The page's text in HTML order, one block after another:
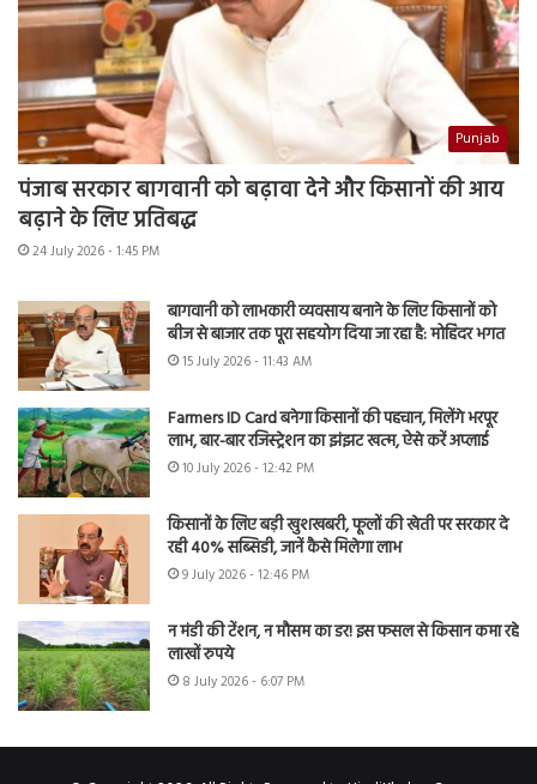
Punjab
पंजाब सरकार बागवानी को बढ़ावा देने और किसानों की आय
बढ़ाने के लिए प्रतिबद्ध
24 July 2026 - 1:45 PM
बागवानी को लाभकारी व्यवसाय बनाने के लिए किसानों को
बीज से बाजार तक पूरा सहयोग दिया जा रहा है: मोहिंदर भगत
15 July 2026 - 11:43 AM
Farmers ID Card बनेगा किसानों की पहचान, मिलेंगे भरपूर
लाभ, बार-बार रजिस्ट्रेशन का झंझट खत्म, ऐसे करें अप्लाई
10 July 2026 - 12:42 PM
किसानों के लिए बड़ी खुशखबरी, फूलों की खेती पर सरकार दे
रही 40% सब्सिडी, जानें कैसे मिलेगा लाभ
9 July 2026 - 12:46 PM
न मंडी की टेंशन, न मौसम का डर! इस फसल से किसान कमा रहे
लाखों रुपये
8 July 2026 - 6:07 PM